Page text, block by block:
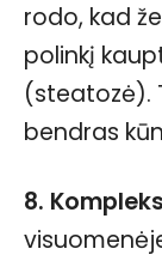
rodo, kad
polinkį
(steatozė).
bendras
8.